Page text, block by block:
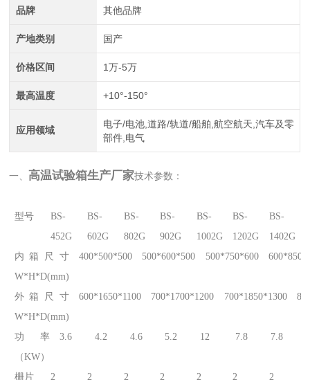
品牌 其他品牌
产地类别 国产
价格区间 1万-5万
最高温度 +10°-150°
应用领域
电子/电池,道路/轨道/船舶,航空航天,汽车及零
部件,电气
一、 高温试验箱生产厂家技术参数：
型号
BS-
452G
BS-
602G
BS-
802G
BS-
902G
BS-
1002G
BS-
1202G
BS-
1402G
内箱尺寸
W*H*D(mm)
400*500*500 500*600*500 500*750*600
外箱尺寸
W*H*D(mm)
600*1650*1100 700*1700*1200 700*1850*1300
功率
（KW）
3.6 4.2 4.6 5.2 12 7.8 7.8
栅片 2 2 2 2 2 2 2